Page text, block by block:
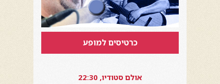
כרטיסים למופע
אולם סטודיו, 22:30